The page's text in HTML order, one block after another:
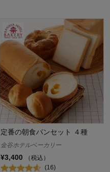
定番の朝食パンセット ４種
金谷ホテルベーカリー
¥3,400
（税込）
(16)